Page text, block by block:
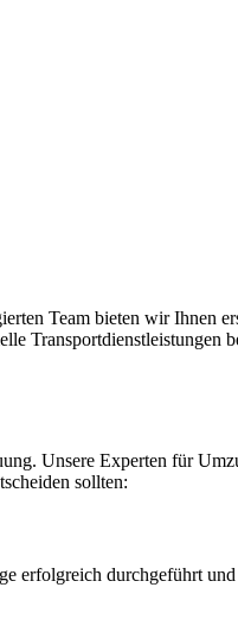
Team bieten wir Ihnen
Transportdienstleistungen
Unsere Experten für
sollten:
erfolgreich durchgeführt